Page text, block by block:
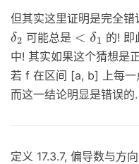
但其实这里证明是完全错
δ2 可能总是 <δ 1 的! 即
中! 其实如果这个猜想是
若 f 在区间 [a, b] 上每
而这一结论明显是错误的.
定义 17.3.7, 偏导数与方